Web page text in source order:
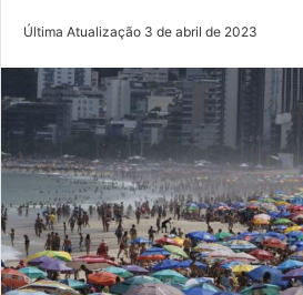
Última Atualização 3 de abril de 2023